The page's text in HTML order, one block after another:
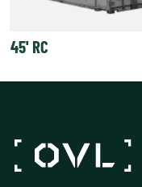
45' RC